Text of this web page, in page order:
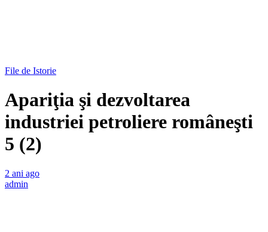
File de Istorie
Apariţia şi dezvoltarea
industriei petroliere româneşti
5 (2)
2 ani ago
admin